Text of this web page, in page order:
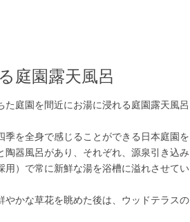
庭園露天風呂
庭園を間近にお湯に浸れる庭園露天風呂
を全身で感じることができる日本庭園を
器風呂があり、それぞれ、源泉引き込み
用）で常に新鮮な湯を浴槽に溢れさせてい
かな草花を眺めた後は、ウッドテラスの